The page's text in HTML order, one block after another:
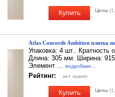
Купить Цены (1)
Atlas Concorde Ambition плитка
Упаковка: 4 шт.. Кратность
Длина: 305 мм. Ширина:
Элемент ... подробнее...
Рейтинг:
Купить Цены (1)